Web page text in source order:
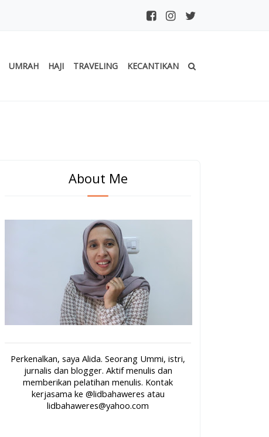
UMRAH HAJI TRAVELING KECANTIKAN
About Me
Perkenalkan, saya Alida. Seorang Ummi, istri,
jurnalis dan blogger. Aktif menulis dan
memberikan pelatihan menulis. Kontak
kerjasama ke @lidbahaweres atau
lidbahaweres@yahoo.com